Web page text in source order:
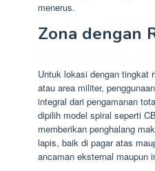
menerus.
Zona dengan
Untuk lokasi dengan tingkat
atau area militer,
integral dari pengamanan
dipilih model spiral seperti
memberikan penghalang
lapis, baik di pagar atas
ancaman eksternal maupun